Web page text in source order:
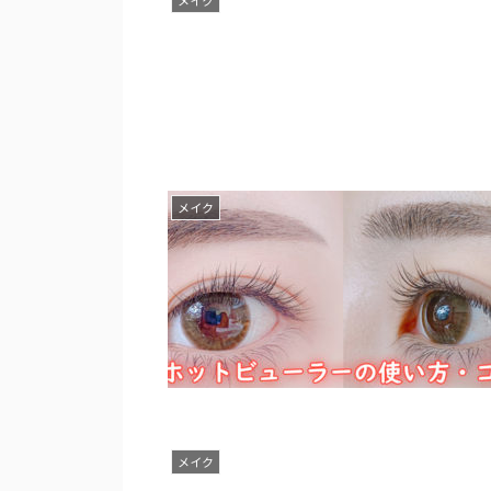
メイク
メイク